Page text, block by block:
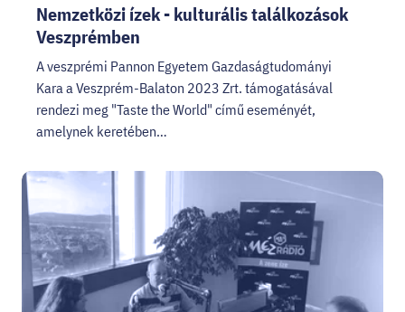
Nemzetközi ízek - kulturális találkozások
Veszprémben
A veszprémi Pannon Egyetem Gazdaságtudományi
Kara a Veszprém-Balaton 2023 Zrt. támogatásával
rendezi meg "Taste the World" című eseményét,
amelynek keretében…